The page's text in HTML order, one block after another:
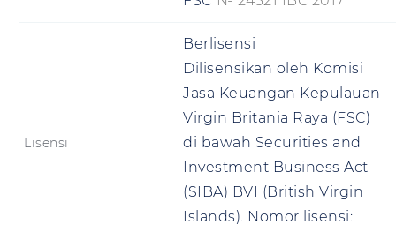
Lisensi
Berlisensi
Dilisensikan oleh Komisi
Jasa Keuangan Kepulauan
Virgin Britania Raya (FSC)
di bawah Securities and
Investment Business Act
(SIBA) BVI (British Virgin
Islands). Nomor lisensi: